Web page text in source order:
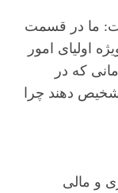
ما در قسمت
اولیای امور
که در
دهند چرا
و مالی